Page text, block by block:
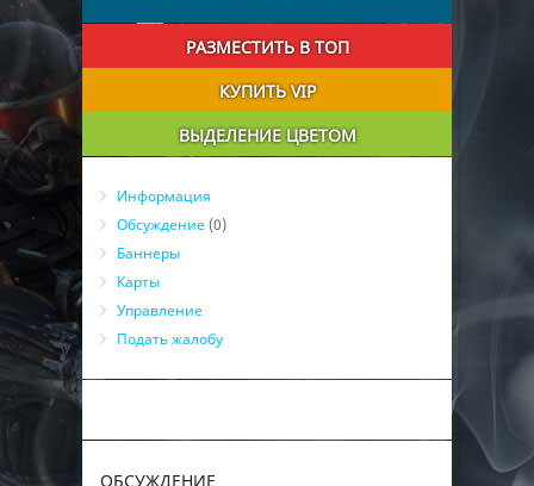
РАЗМЕСТИТЬ В ТОП
КУПИТЬ VIP
ВЫДЕЛЕНИЕ ЦВЕТОМ
Информация
Обсуждение (0)
Баннеры
Карты
Управление
Подать жалобу
ОБСУЖДЕНИЕ